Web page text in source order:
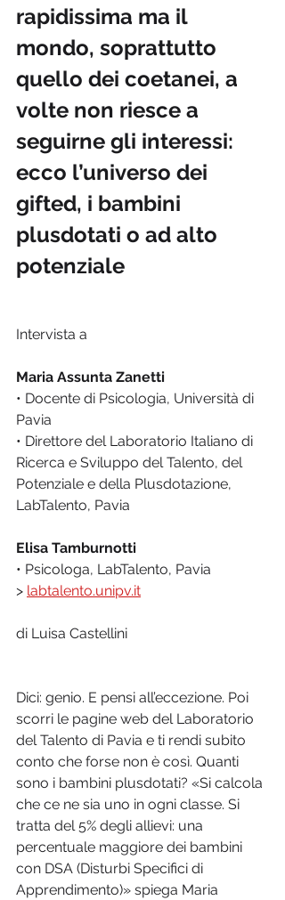
rapidissima ma il
mondo, soprattutto
quello dei coetanei, a
volte non riesce a
seguirne gli interessi:
ecco l’universo dei
gifted, i bambini
plusdotati o ad alto
potenziale
Intervista a
Maria Assunta Zanetti
• Docente di Psicologia, Università di
Pavia
• Direttore del Laboratorio Italiano di
Ricerca e Sviluppo del Talento, del
Potenziale e della Plusdotazione,
LabTalento, Pavia
Elisa Tamburnotti
• Psicologa, LabTalento, Pavia
> labtalento.unipv.it
di Luisa Castellini
Dici: genio. E pensi all’eccezione. Poi
scorri le pagine web del Laboratorio
del Talento di Pavia e ti rendi subito
conto che forse non è così. Quanti
sono i bambini plusdotati? «Si calcola
che ce ne sia uno in ogni classe. Si
tratta del 5% degli allievi: una
percentuale maggiore dei bambini
con DSA (Disturbi Specifici di
Apprendimento)» spiega Maria